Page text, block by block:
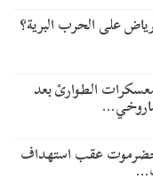
على الحرب البرية؟
الطوارئ بعد
عقب استهداف